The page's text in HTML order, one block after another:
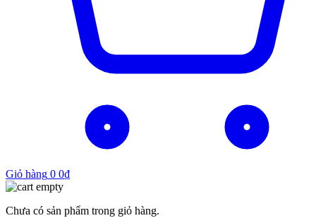
Giỏ hàng 0 0₫
Chưa có sản phẩm trong giỏ hàng.